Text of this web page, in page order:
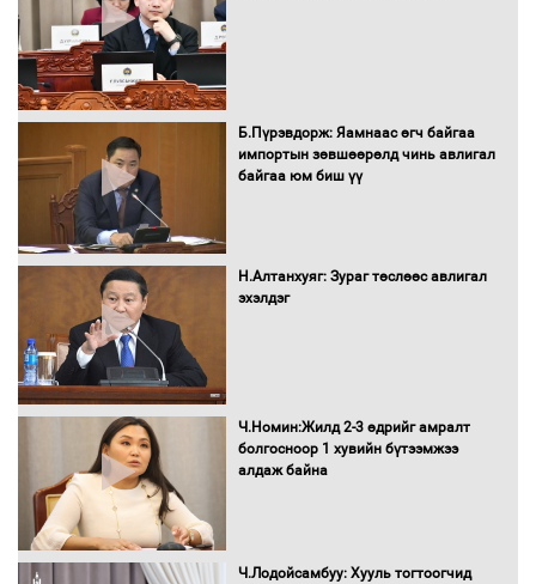
Б.Пүрэвдорж: Яамнаас өгч байгаа
импортын зөвшөөрөлд чинь авлигал
байгаа юм биш үү
Н.Алтанхуяг: Зураг төслөөс авлигал
эхэлдэг
Ч.Номин:Жилд 2-3 өдрийг амралт
болгосноор 1 хувийн бүтээмжээ
алдаж байна
Ч.Лодойсамбуу: Хууль тогтоогчид